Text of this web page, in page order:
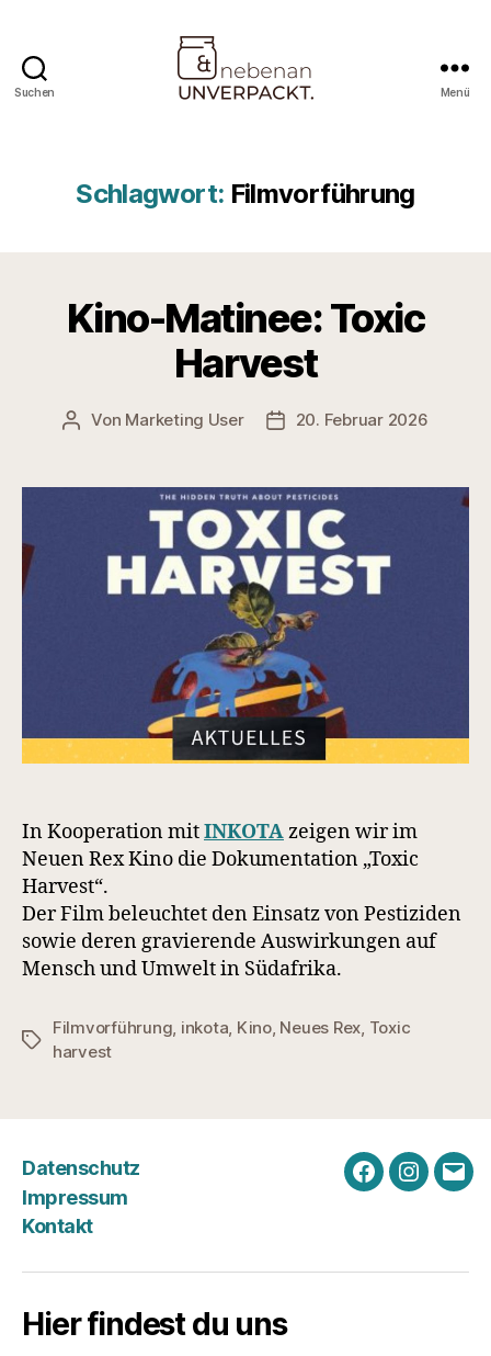
Suchen Menü
Schlagwort: Filmvorführung
Kino-Matinee: Toxic
Harvest
Beitragsautor
Von Marketing User Veröffentlichungsdatum
20. Februar 2026
In Kooperation mitINKOTAzeigen wir im
Neuen Rex Kino die Dokumentation „Toxic
Harvest“.
Der Film beleuchtet den Einsatz von Pestiziden
sowie deren gravierende Auswirkungen auf
Mensch und Umwelt in Südafrika.
Schlagwörter
Filmvorführung, inkota, Kino, Neues Rex, Toxic
harvest
Datenschutz
Impressum
Kontakt
FacebookE-
Hier findest du uns